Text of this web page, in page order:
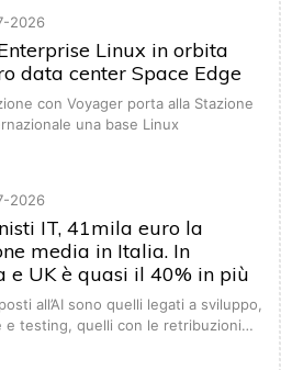
2026
Linux in orbita
data center Space Edge
con Voyager porta alla Stazione
una base Linux
2026
IT, 41mila euro la
media in Italia. In
e UK è quasi il 40% in più
all’AI sono quelli legati a sviluppo,
e testing, quelli con le retribuzioni…